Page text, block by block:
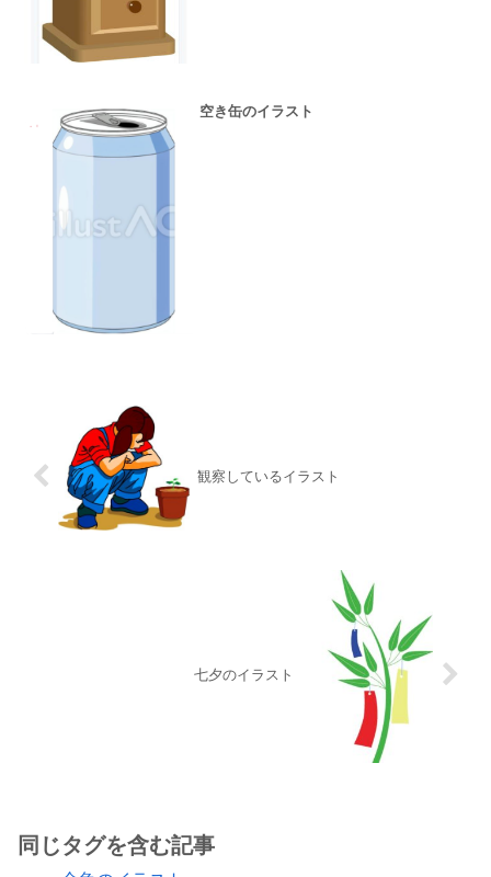
空き缶のイラスト
観察しているイラスト
七夕のイラスト
同じタグを含む記事